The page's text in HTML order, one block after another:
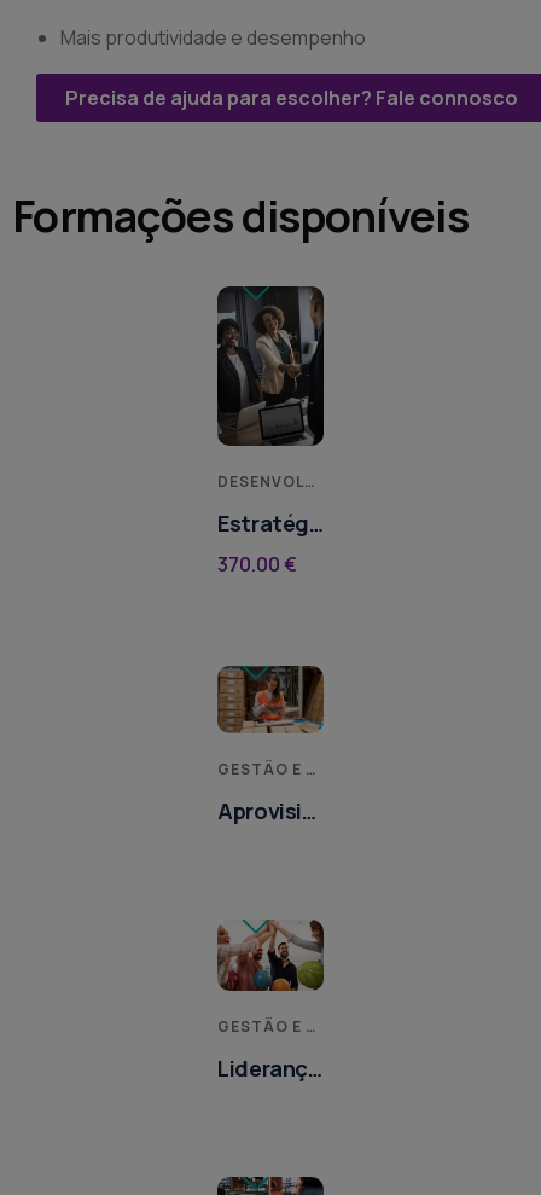
Mais produtividade e desempenho
Precisa de ajuda para escolher? Fale connosco
Formações disponíveis
DESENVOLVIMENTO PESSOAL
Estratégia
de
Clientes
370.00€
GESTÃO E MELHORIA DE PROCESSOS
Aprovisionamento,
de Stocks
GESTÃO E MELHORIA DE PROCESSOS
Liderança
em Equipa